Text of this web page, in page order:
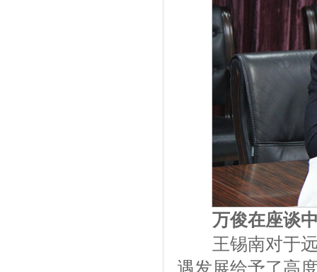
万俊在座谈
王锡南对于远
遇发展给予了高